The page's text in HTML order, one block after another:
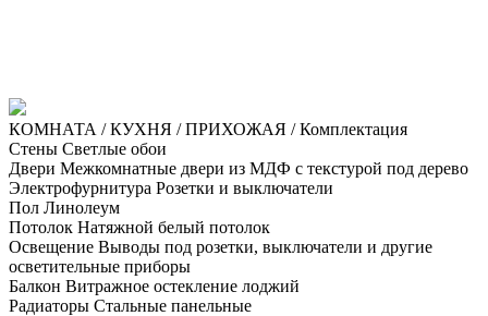
КОМНАТА / КУХНЯ / ПРИХОЖАЯ / Комплектация
Стены Светлые обои
Двери Межкомнатные двери из МДФ с текстурой под дерево
Электрофурнитура Розетки и выключатели
Пол Линолеум
Потолок Натяжной белый потолок
Освещение Выводы под розетки, выключатели и другие
осветительные приборы
Балкон Витражное остекление лоджий
Радиаторы Стальные панельные